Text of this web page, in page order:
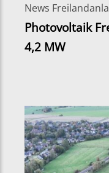
News
Photovoltaik
4,2 MW